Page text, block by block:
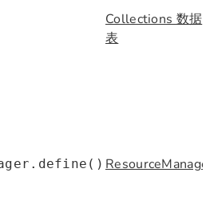
Collections 数据
表
ResourceManager